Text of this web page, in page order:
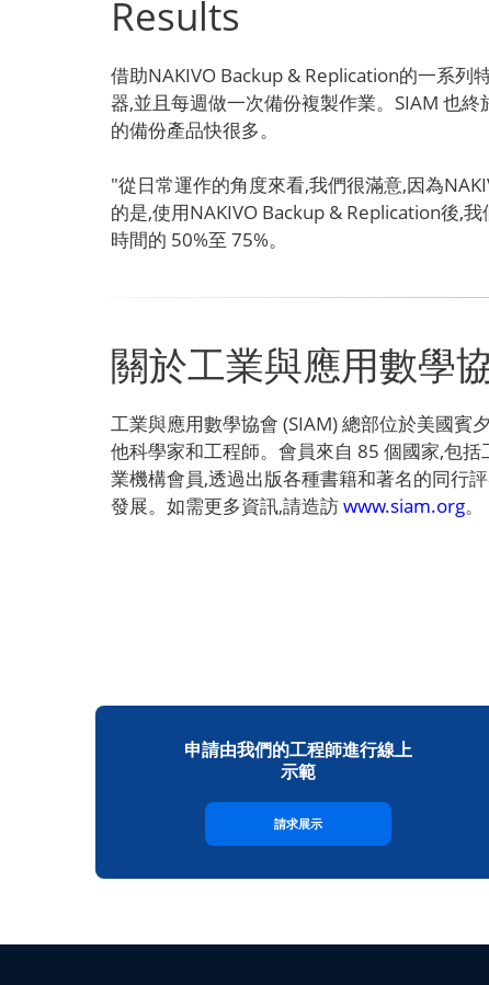
Results
借助NAKIVO Backup & Replication的一系列
器,並且每週做一次備份複製作業。SIAM 也
的備份產品快很多。
"從日常運作的角度來看,我們很滿意,因為
的是,使用NAKIVO Backup & Replication後,
時間的 50%至 75%。
關於工業與應用數學
工業與應用數學協會 (SIAM) 總部位於美國賓
他科學家和工程師。會員來自 85 個國家,包
業機構會員,透過出版各種書籍和著名的同行
發展。如需更多資訊,請造訪www.siam.org。
申請由我們的工程師進行線上
示範
請求展示